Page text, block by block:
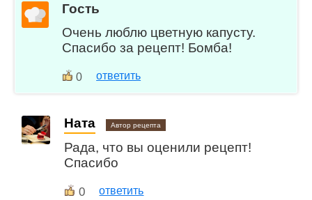
Гость
Очень люблю цветную капусту.
Спасибо за рецепт! Бомба!
0 ответить
Ната Автор рецепта
Рада, что вы оценили рецепт!
Спасибо
0 ответить